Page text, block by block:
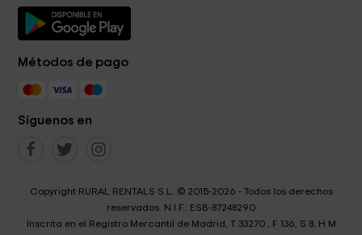
Métodos de pago
Síguenos en
Copyright RURAL RENTALS S.L. © 2015-2026 - Todos los derechos
reservados. N.I.F.: ESB-87248290
Inscrita en el Registro Mercantil de Madrid, T 33270 , F 136, S 8, H M